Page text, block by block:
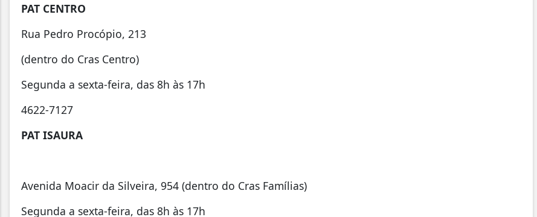
PAT CENTRO
Rua Pedro Procópio, 213
(dentro do Cras Centro)
Segunda a sexta-feira, das 8h às 17h
4622-7127
PAT ISAURA
Avenida Moacir da Silveira, 954 (dentro do Cras Famílias)
Segunda a sexta-feira, das 8h às 17h